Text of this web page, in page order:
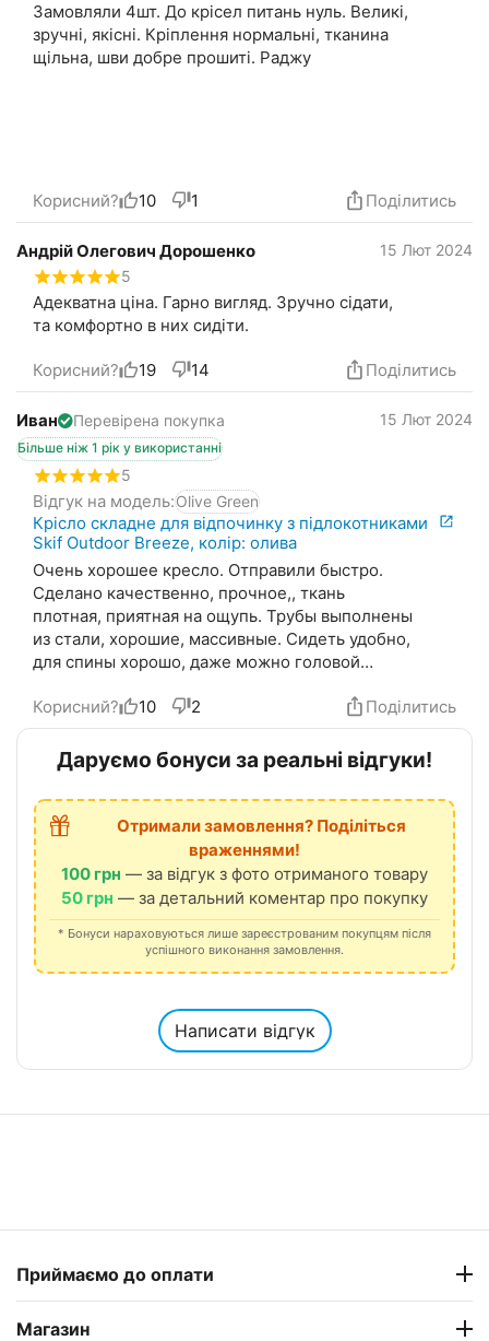
Замовляли 4шт. До крісел питань нуль. Великі,
зручні, якісні. Кріплення нормальні, тканина
щільна, шви добре прошиті. Раджу
Корисний? 10 1 Поділитись
Андрій Олегович Дорошенко
15 Лют 2024
5
Адекватна ціна. Гарно вигляд. Зручно сідати,
та комфортно в них сидіти.
Корисний? 19 14 Поділитись
Иван Перевірена покупка
Більше ніж 1 рік у використанні
15 Лют 2024
5
Відгук на модель:Olive Green
Крісло складне для відпочинку з підлокотниками
Skif Outdoor Breeze, колір: олива
Очень хорошее кресло. Отправили быстро.
Сделано качественно, прочное,, ткань
плотная, приятная на ощупь. Трубы выполнены
из стали, хорошие, массивные. Сидеть удобно,
для спины хорошо, даже можно головой
Хорошее
Корисний? 10 2 Поділитись
Даруємо бонуси за реальні відгуки!
Отримали замовлення? Поділіться
враженнями!
100 грн — за відгук з фото отриманого товару
50 грн — за детальний коментар про покупку
* Бонуси нараховуються лише зареєстрованим покупцям після
успішного виконання замовлення.
Написати відгук
Приймаємо до оплати
Магазин